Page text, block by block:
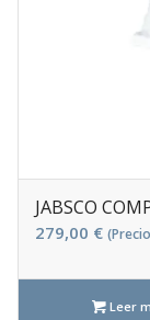
JABSCO
279,00 €
Leer